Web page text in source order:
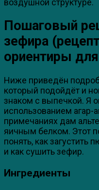
Пошаговый
зефира
ориентиры
Ниже приведён
который подойдёт и
знаком с выпечкой. Я
использованием агар-
примечаниях дам
яичным белком. Этот
понять, как загустить
и как сушить зефир.
Ингредиенты